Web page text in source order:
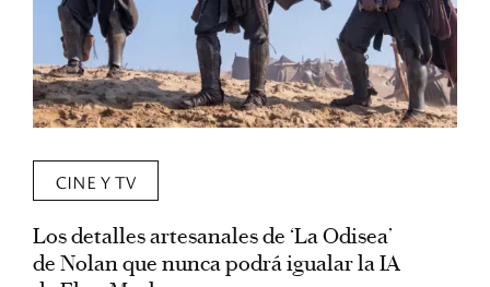
CINE Y TV
Los detalles artesanales de ‘La Odisea’
de Nolan que nunca podrá igualar la IA